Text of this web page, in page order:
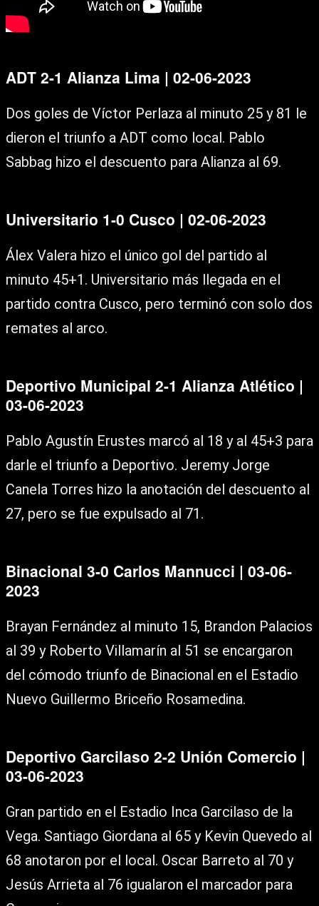
ADT 2-1 Alianza Lima | 02-06-2023
Dos goles de Víctor Perlaza al minuto 25 y 81 le
dieron el triunfo a ADT como local. Pablo
Sabbag hizo el descuento para Alianza al 69.
Universitario 1-0 Cusco | 02-06-2023
Álex Valera hizo el único gol del partido al
minuto 45+1. Universitario más llegada en el
partido contra Cusco, pero terminó con solo dos
remates al arco.
Deportivo Municipal 2-1 Alianza Atlético |
03-06-2023
Pablo Agustín Erustes marcó al 18 y al 45+3 para
darle el triunfo a Deportivo. Jeremy Jorge
Canela Torres hizo la anotación del descuento al
27, pero se fue expulsado al 71.
Binacional 3-0 Carlos Mannucci | 03-06-
2023
Brayan Fernández al minuto 15, Brandon Palacios
al 39 y Roberto Villamarín al 51 se encargaron
del cómodo triunfo de Binacional en el Estadio
Nuevo Guillermo Briceño Rosamedina.
Deportivo Garcilaso 2-2 Unión Comercio |
03-06-2023
Gran partido en el Estadio Inca Garcilaso de la
Vega. Santiago Giordana al 65 y Kevin Quevedo al
68 anotaron por el local. Oscar Barreto al 70 y
Jesús Arrieta al 76 igualaron el marcador para